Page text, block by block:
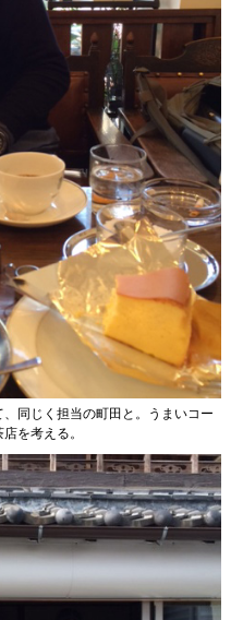
同じく担当の町田と。うまいコー
を考える。